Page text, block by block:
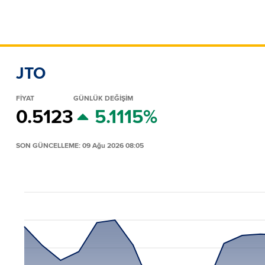
JTO
FİYAT
0.5123
GÜNLÜK DEĞİŞİM
5.1115%
SON GÜNCELLEME: 09 Ağu 2026 08:05